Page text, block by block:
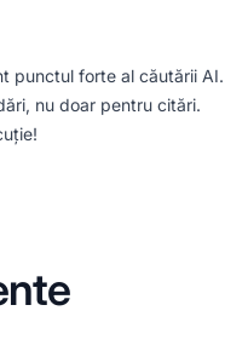
punctul forte al căutării AI.
nu doar pentru citări.